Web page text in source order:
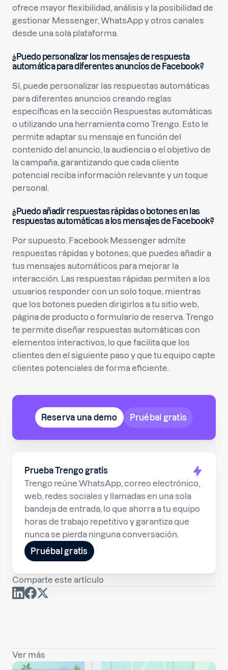
Prueba Trengo gratis
Trengo reúne WhatsApp, correo electrónico,
web, redes sociales y llamadas en una sola
bandeja de entrada, lo que ahorra a tu equipo
horas de trabajo repetitivo y garantiza que
nunca se pierda ninguna conversación.
Pruébal gratis
Comparte este artículo
ofrece mayor flexibilidad, análisis y la posibilidad de
gestionar Messenger, WhatsApp y otros canales
desde una sola plataforma.
¿Puedo personalizar los mensajes de respuesta
automática para diferentes anuncios de Facebook?
Sí, puede personalizar las respuestas automáticas
para diferentes anuncios creando reglas
específicas en la sección Respuestas automáticas
o utilizando una herramienta como Trengo. Esto le
permite adaptar su mensaje en función del
contenido del anuncio, la audiencia o el objetivo de
la campaña, garantizando que cada cliente
potencial reciba información relevante y un toque
personal.
¿Puedo añadir respuestas rápidas o botones en las
respuestas automáticas a los mensajes de Facebook?
Por supuesto. Facebook Messenger admite
respuestas rápidas y botones, que puedes añadir a
tus mensajes automáticos para mejorar la
interacción. Las respuestas rápidas permiten a los
usuarios responder con un solo toque, mientras
que los botones pueden dirigirlos a tu sitio web,
página de producto o formulario de reserva. Trengo
te permite diseñar respuestas automáticas con
elementos interactivos, lo que facilita que los
clientes den el siguiente paso y que tu equipo capte
clientes potenciales de forma eficiente.
Reserva una demo Pruébal gratis
Ver más